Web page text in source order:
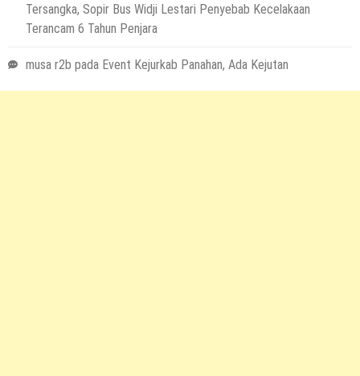
Tersangka, Sopir Bus Widji Lestari Penyebab Kecelakaan
Terancam 6 Tahun Penjara
musa r2b pada Event Kejurkab Panahan, Ada Kejutan